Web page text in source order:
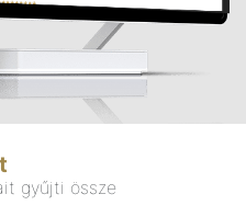
gyűjti össze